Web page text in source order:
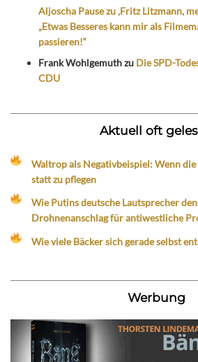
Aljoscha Pause zu ‚Fritz Litzmann,
„Etwas Besseres kann mir als
passieren!“
Frank Wohlgemuthzu Die SPD-
CDU
Aktuell oft
Waltrop als Negativbeispiel: Wenn
statt zu pflegen
Wie Putins deutsche Lautsprecher
Drohnenanschlag für antiwestliche
Wie viele Bäcker sich gerade selbst
Werbung